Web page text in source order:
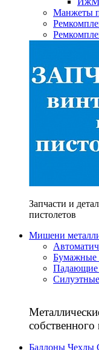
Манжеты
Запчасти и
пистолетов
Мишени
Бумажные
собственного
Баллоны Чехлы